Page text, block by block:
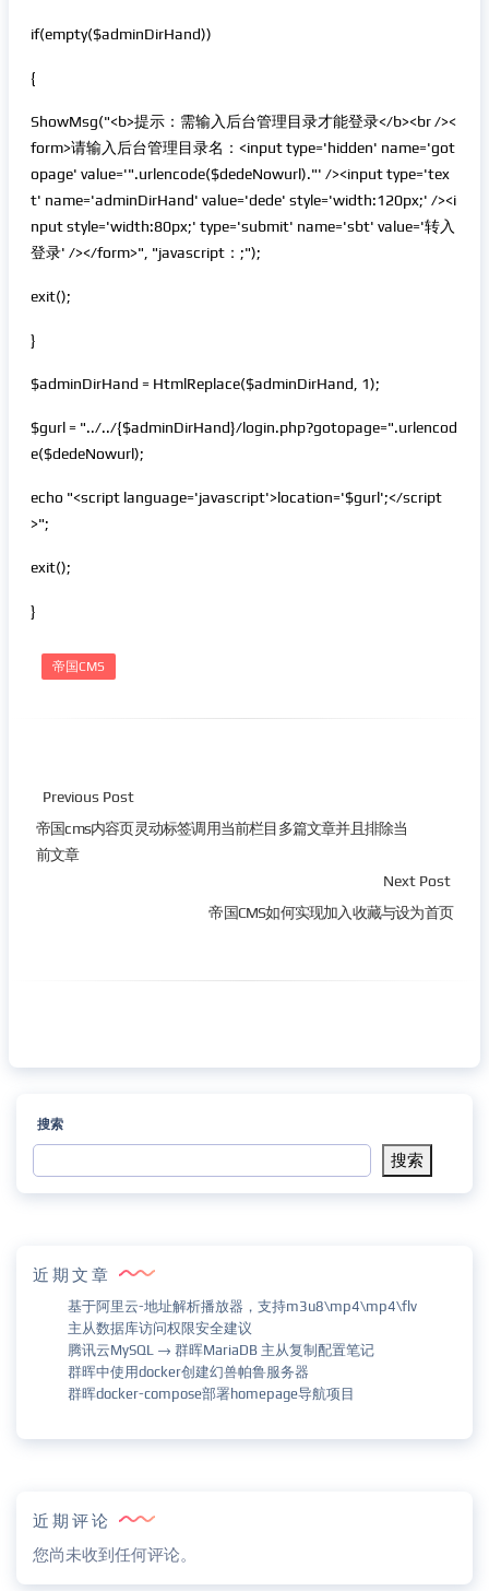
if(empty($adminDirHand))
{
ShowMsg("<b>提示：需输入后台管理目录才能登录</b><br /><
form>请输入后台管理目录名：<input type='hidden' name='got
opage' value='".urlencode($dedeNowurl)."' /><input type='tex
t' name='adminDirHand' value='dede' style='width:120px;' /><i
nput style='width:80px;' type='submit' name='sbt' value='转入
登录' /></form>", "javascript：;");
exit();
}
$adminDirHand = HtmlReplace($adminDirHand, 1);
$gurl = "../../{$adminDirHand}/login.php?gotopage=".urlencod
e($dedeNowurl);
echo "<script language='javascript'>location='$gurl';</script
>";
exit();
}
帝国CMS
Previous Post
帝国cms内容页灵动标签调用当前栏目多篇文章并且排除当
前文章
Next Post
帝国CMS如何实现加入收藏与设为首页
搜索
搜索
近期文章
基于阿里云-地址解析播放器，支持m3u8\mp4\mp4\flv
主从数据库访问权限安全建议
腾讯云MySQL → 群晖MariaDB 主从复制配置笔记
群晖中使用docker创建幻兽帕鲁服务器
群晖docker-compose部署homepage导航项目
近期评论
您尚未收到任何评论。